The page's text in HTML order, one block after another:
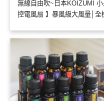
無線自由吹~日本KOIZUMI
控電風扇 】暴風級大風量│